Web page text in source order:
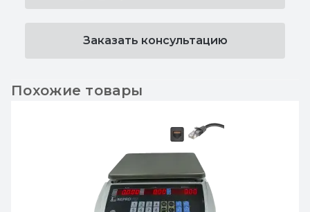
Заказать консультацию
Похожие товары